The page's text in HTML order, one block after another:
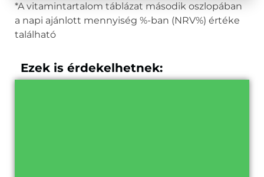
*A vitamintartalom táblázat második oszlopában
a napi ajánlott mennyiség %-ban (NRV%) értéke
található
Ezek is érdekelhetnek: